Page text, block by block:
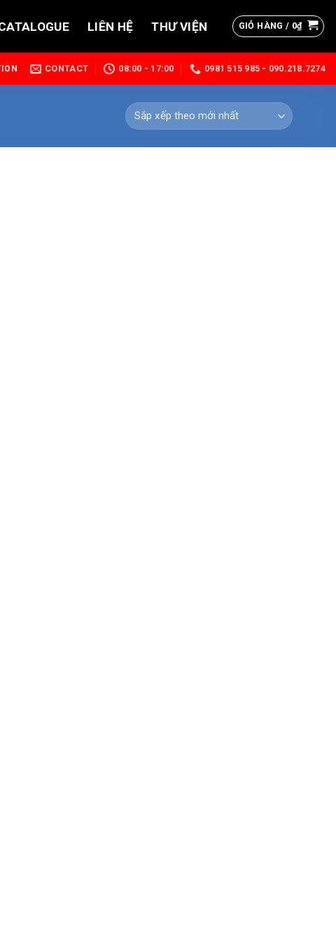
LIÊN HỆ THƯ VIỆN GIỎ HÀNG / 0₫
CONTACT 08:00 - 17:00 0981 515 985 - 090.218.7274